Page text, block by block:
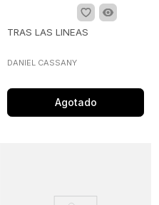
TRAS LAS LINEAS
DANIEL CASSANY
Agotado